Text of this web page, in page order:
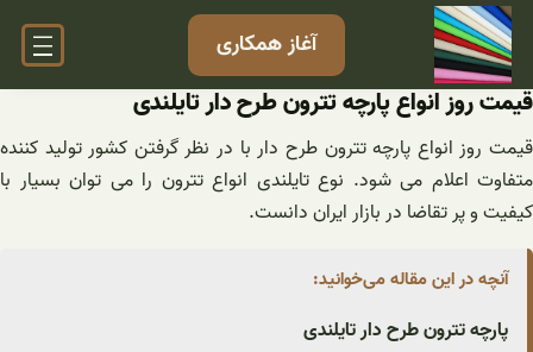
رفتن
محتوا
آغاز همکاری
قیمت روز انواع پارچه تترون طرح دار تایلندی
قیمت روز انواع پارچه تترون طرح دار با در نظر گرفتن کشور تولید کننده
متفاوت اعلام می شود. نوع تایلندی انواع تترون را می توان بسیار با
کیفیت و پر تقاضا در بازار ایران دانست.
آنچه در این مقاله می‌خوانید:
پارچه تترون طرح دار تایلندی